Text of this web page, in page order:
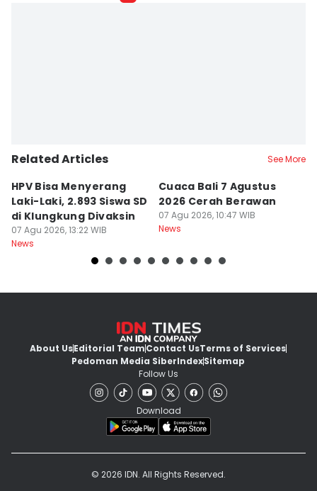
Related Articles See More
HPV Bisa Menyerang
Laki-Laki, 2.893 Siswa SD
di Klungkung Divaksin
07 Agu 2026, 13:22 WIB
News
Cuaca Bali 7 Agustus
2026 Cerah Berawan
07 Agu 2026, 10:47 WIB
News
About UsEditorial TeamContact UsTerms of Services
Pedoman Media SiberIndexSitemap
Follow Us
Download
© 2026 IDN. All Rights Reserved.